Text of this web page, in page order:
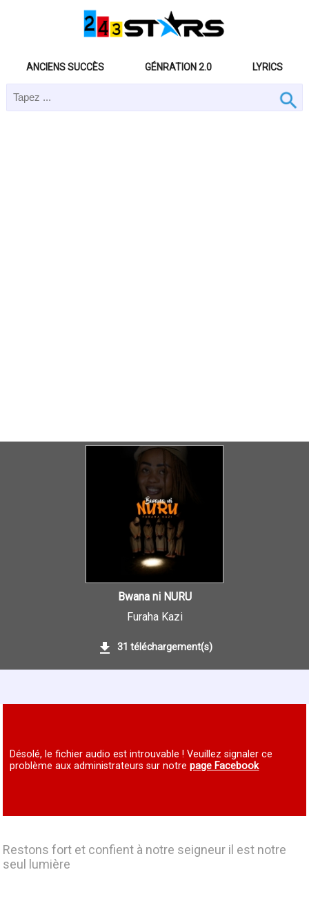
ANCIENS SUCCÈS GÉNRATION 2.0 LYRICS
Bwana ni NURU
Furaha Kazi
31 téléchargement(s)
Désolé, le fichier audio est introuvable ! Veuillez signaler ce
problème aux administrateurs sur notrepage Facebook
Restons fort et confient à notre seigneur il est notre
seul lumière